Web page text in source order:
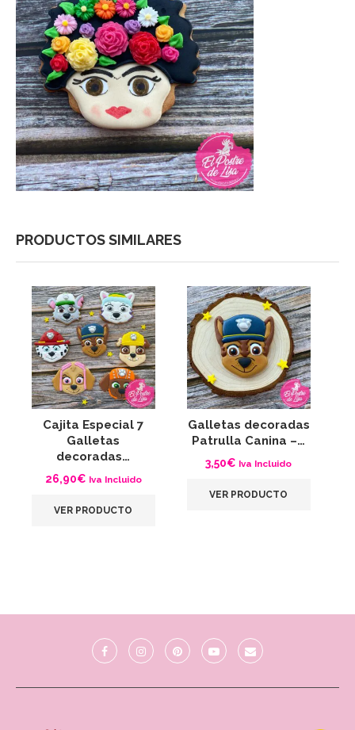
PRODUCTOS SIMILARES
Cajita Especial 7
Galletas
decoradas…
26,90€ Iva Incluido
VER PRODUCTO
Galletas decoradas
Patrulla Canina –…
3,50€ Iva Incluido
VER PRODUCTO